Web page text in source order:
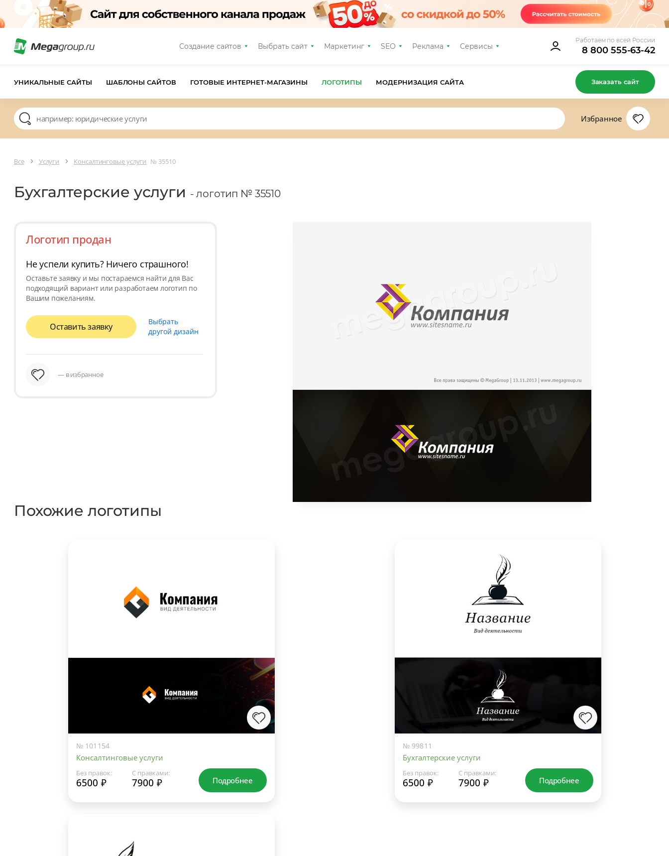
Создание сайтов Выбрать сайт Маркетинг SEO Реклама Сервисы
Работаем по всей России
8 800 555-63-42
УНИКАЛЬНЫЕ САЙТЫ ШАБЛОНЫ САЙТОВ ГОТОВЫЕ ИНТЕРНЕТ-МАГАЗИНЫ ЛОГОТИПЫ МОДЕРНИЗАЦИЯ САЙТА Заказать сайт
Избранное
Все Услуги Консалтинговые услуги № 35510
Бухгалтерские услуги - логотип № 35510
Логотип продан
Не успели купить? Ничего страшного!
Оставьте заявку и мы постараемся найти для Вас
подходящий вариант или разработаем логотип по
Вашим пожеланиям.
Оставить заявку
Выбрать
другой дизайн
— в избранное
Похожие логотипы
№ 101154
Консалтинговые услуги
Без правок:
6500 ₽
С правками:
7900 ₽ Подробнее
№ 99811
Бухгалтерские услуги
Без правок:
6500 ₽
С правками:
7900 ₽ Подробнее